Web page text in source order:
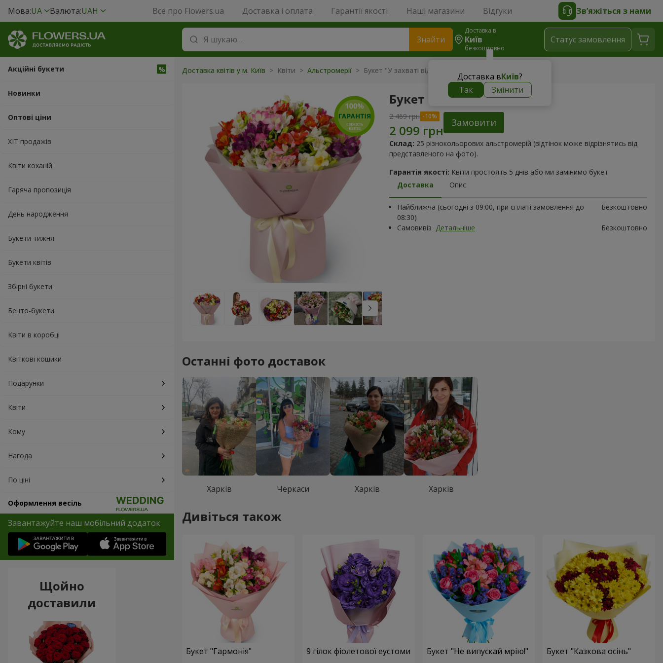
Мова:UA Валюта:UAH Все про Flowers.ua Доставка і оплата Гарантії якості Наші магазини Відгуки Зв’яжіться з нами
Знайти
Доставка в
Київ
безкоштовно
Доставка вКиїв?
Так
Змінити
Статус замовлення
Акційні букети
Новинки
Оптові ціни
ХІТ продажів
Квіти коханій
Гаряча пропозиція
День народження
Букети тижня
Букети квітів
Збірні букети
Бенто-букети
Квіти в коробці
Квіткові кошики
Подарунки
Квіти
Кому
Нагода
По ціні
Оформлення весіль
Завантажуйте наш мобільний додаток
Доставка квітів у м. Київ > Квіти > Альстромерії > Букет "У захваті від тебе!"
Букет "У захваті від тебе!"
2 469 грн
Замовити
Склад: 25 різнокольорових альстромерій (відтінок може відрізнятись від
представленого на фото).
Гарантія якості: Квіти простоять 5 днів або ми замінимо букет
Доставка
Опис
Найближча (сьогодні з 09:00, при сплаті замовлення до
08:30)
Безкоштовно
Самовивіз Детальніше Безкоштовно
Останні фото доставок
Харків Черкаси Харків Харків
Дивіться також
Букет "Гармонія" 9 гілок фіолетової еустоми Букет "Не випускай мрію!" Букет "Казкова осінь"
Щойно
доставили